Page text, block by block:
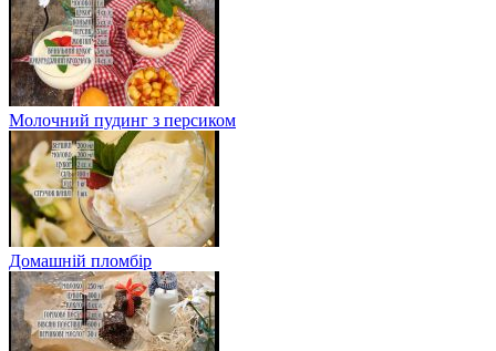
Молочний пудинг з персиком
Домашній пломбір